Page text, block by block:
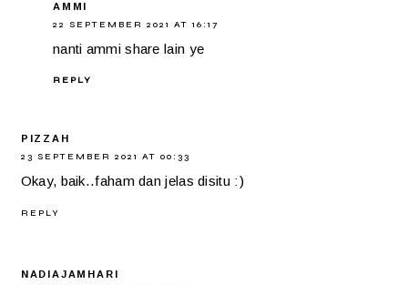
AMMI
22 SEPTEMBER 2021 AT 16:17
nanti ammi share lain ye
REPLY
PIZZAH
23 SEPTEMBER 2021 AT 00:33
Okay, baik..faham dan jelas disitu :)
REPLY
NADIAJAMHARI